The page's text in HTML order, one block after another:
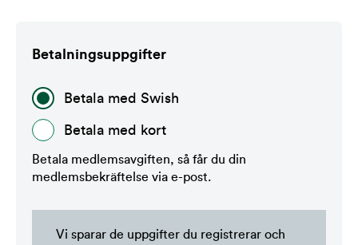
Betalningsuppgifter
Betala med Swish
Betala med kort
Betala medlemsavgiften, så får du din
medlemsbekräftelse via e-post.
Vi sparar de uppgifter du registrerar och